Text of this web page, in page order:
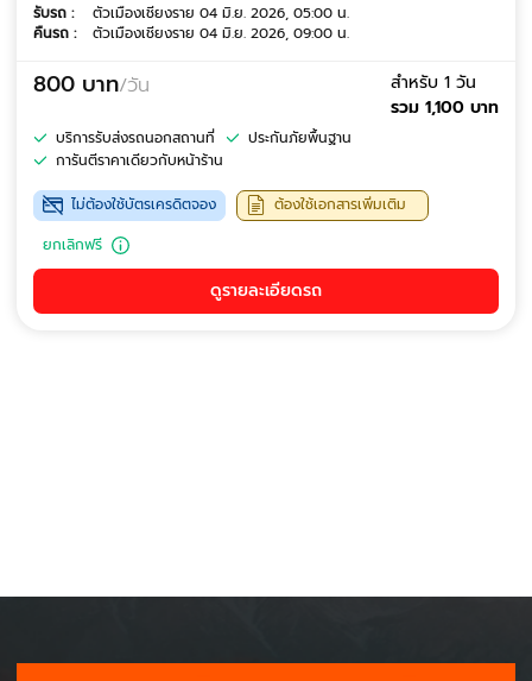
รับรถ :
ตัวเมืองเชียงราย 04 มิ.ย. 2026, 05:00 น.
คืนรถ :
ตัวเมืองเชียงราย 04 มิ.ย. 2026, 09:00 น.
800 บาท/วัน
สำหรับ 1 วัน
รวม 1,100 บาท
บริการรับส่งรถนอกสถานที่
ประกันภัยพื้นฐาน
การันตีราคาเดียวกับหน้าร้าน
ไม่ต้องใช้บัตรเครดิตจอง
ต้องใช้เอกสารเพิ่มเติม
ยกเลิกฟรี
ดูรายละเอียดรถ